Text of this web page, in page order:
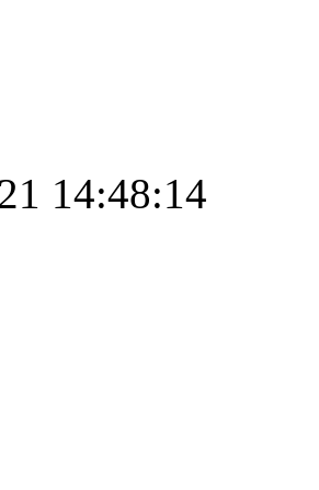
14:48:14